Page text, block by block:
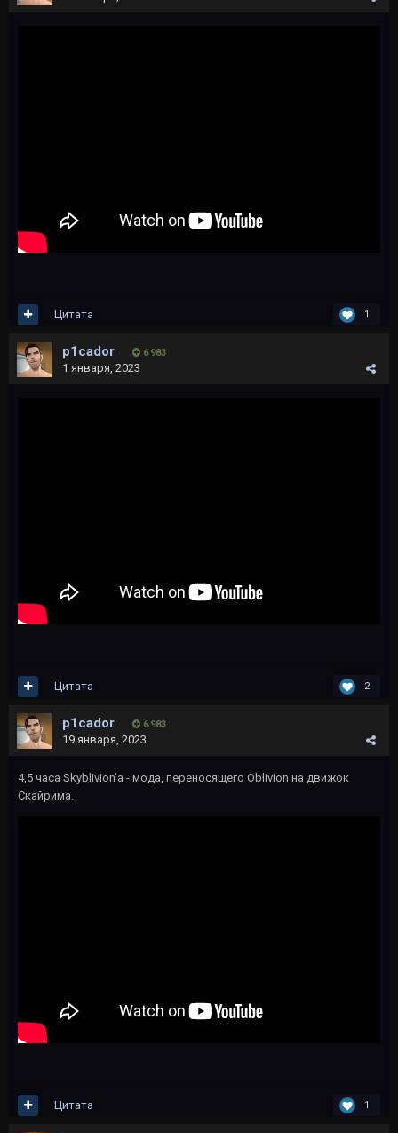
1
Цитата
p1cador 6 983
1 января, 2023
2
Цитата
p1cador 6 983
19 января, 2023
4,5 часа Skyblivion'а - мода, переносящего Oblivion на движок
Скайрима.
1
Цитата